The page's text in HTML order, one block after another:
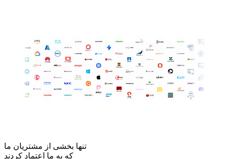
تنها بخشی از مشتریان ما
که به ما اعتماد کردند